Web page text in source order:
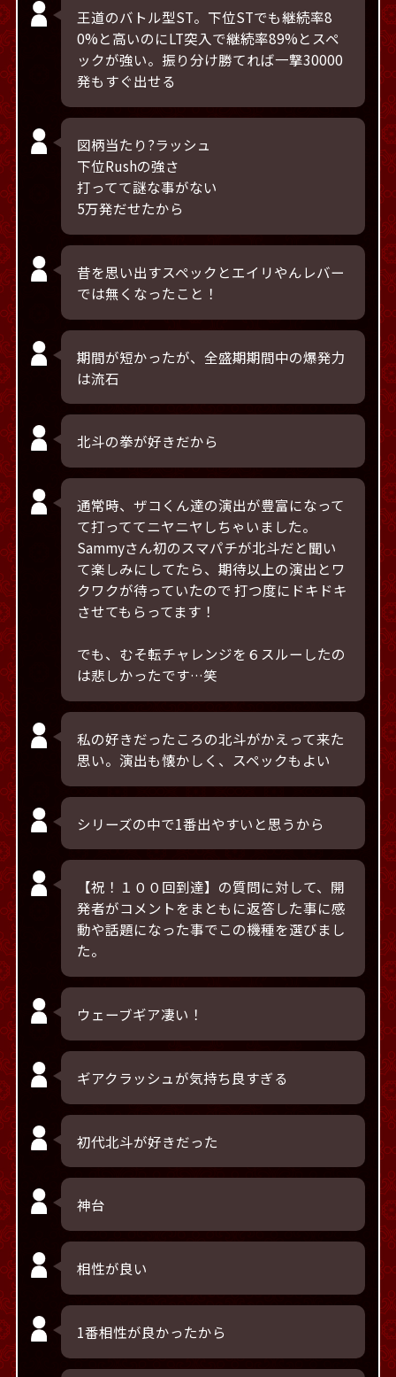
王道のバトル型ST。下位STでも継続率8
0%と高いのにLT突入で継続率89%とスペ
ックが強い。振り分け勝てれば一撃30000
発もすぐ出せる
図柄当たり?ラッシュ
下位Rushの強さ
打ってて謎な事がない
5万発だせたから
昔を思い出すスペックとエイリやんレバー
では無くなったこと！
期間が短かったが、全盛期期間中の爆発力
は流石
北斗の拳が好きだから
通常時、ザコくん達の演出が豊富になって
て打っててニヤニヤしちゃいました。
Sammyさん初のスマパチが北斗だと聞い
て楽しみにしてたら、期待以上の演出とワ
クワクが待っていたので 打つ度にドキドキ
させてもらってます！
でも、むそ転チャレンジを６スルーしたの
は悲しかったです…笑
私の好きだったころの北斗がかえって来た
思い。演出も懐かしく、スペックもよい
シリーズの中で1番出やすいと思うから
【祝！１００回到達】の質問に対して、開
発者がコメントをまともに返答した事に感
動や話題になった事でこの機種を選びまし
た。
ウェーブギア凄い！
ギアクラッシュが気持ち良すぎる
初代北斗が好きだった
神台
相性が良い
1番相性が良かったから